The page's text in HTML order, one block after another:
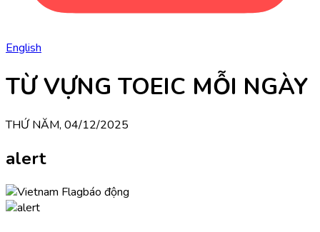
English
TỪ VỰNG TOEIC MỖI NGÀY
THỨ NĂM, 04/12/2025
alert
báo động